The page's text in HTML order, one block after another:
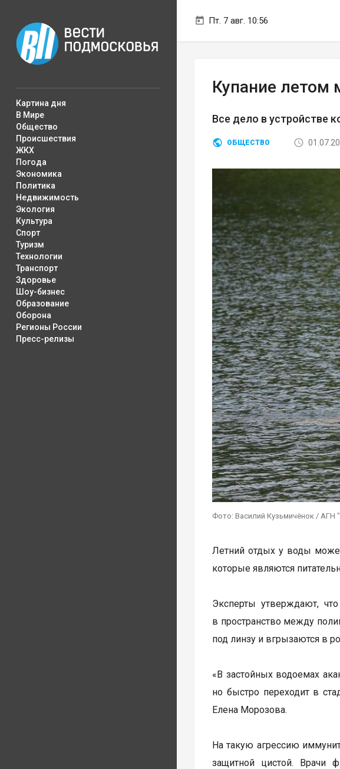
Пт. 7 авг. 10:56
Картина дня
В Мире
Общество
Происшествия
ЖКХ
Погода
Экономика
Политика
Недвижимость
Экология
Культура
Спорт
Туризм
Технологии
Транспорт
Здоровье
Шоу-бизнес
Образование
Оборона
Регионы России
Пресс-релизы
Купание летом
Все дело в устройстве
ОБЩЕСТВО
Фото: Василий Кузьмичёнок / АГН
Летний отдых у воды
которые являются
Эксперты утверждают,
в пространство между
под линзу и вгрызаются в
«В застойных водоемах
но быстро переходит в
Елена Морозова.
На такую агрессию
защитной цистой. Врачи